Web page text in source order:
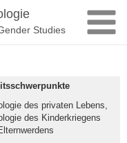
Studies
des privaten Lebens,
des Kinderkriegens